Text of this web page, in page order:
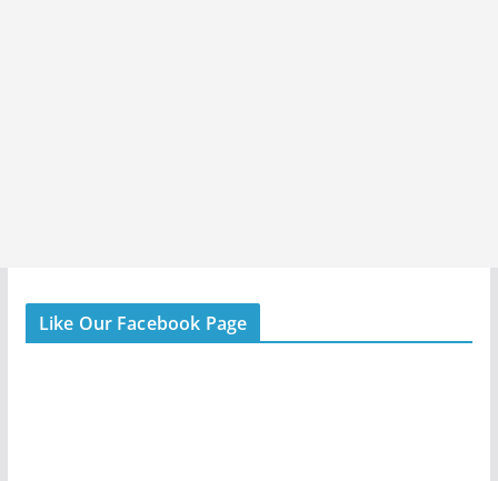
Like Our Facebook Page